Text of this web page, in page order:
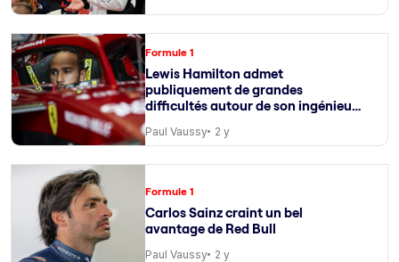
Formule 1
Lewis Hamilton admet
publiquement de grandes
difficultés autour de son ingénieur
Paul Vaussy 2 y
Formule 1
Carlos Sainz craint un bel
avantage de Red Bull
Paul Vaussy 2 y